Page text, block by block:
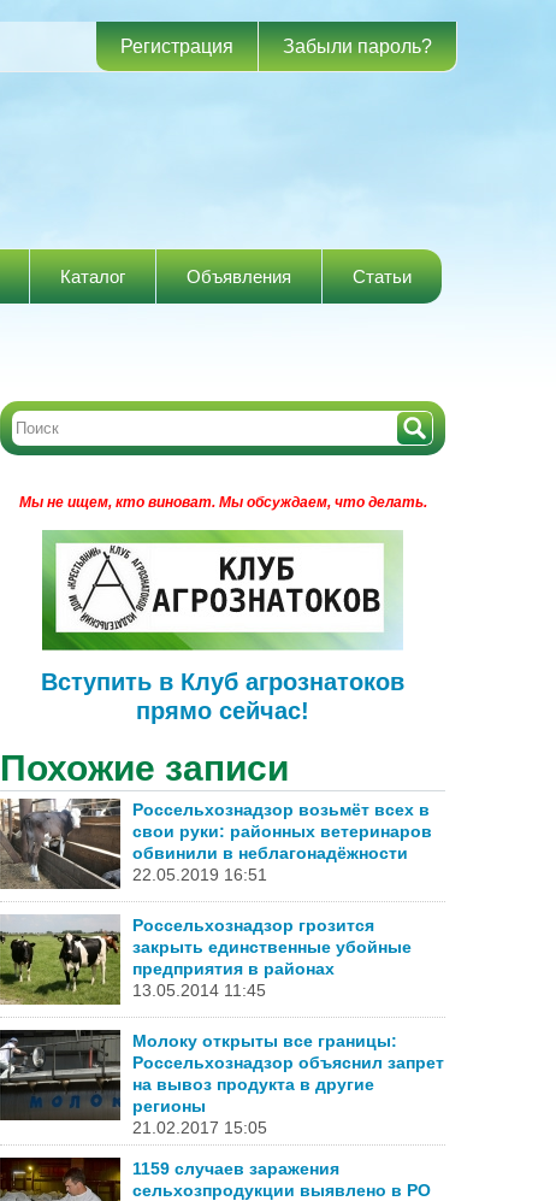
Регистрация Забыли пароль?
Каталог Объявления Статьи
Мы не ищем, кто виноват. Мы обсуждаем, что делать.
Вступить в Клуб агрознатоков
прямо сейчас!
Похожие записи
Россельхознадзор возьмёт всех в
свои руки: районных ветеринаров
обвинили в неблагонадёжности
22.05.2019 16:51
Россельхознадзор грозится
закрыть единственные убойные
предприятия в районах
13.05.2014 11:45
Молоку открыты все границы:
Россельхознадзор объяснил запрет
на вывоз продукта в другие
регионы
21.02.2017 15:05
1159 случаев заражения
сельхозпродукции выявлено в РО